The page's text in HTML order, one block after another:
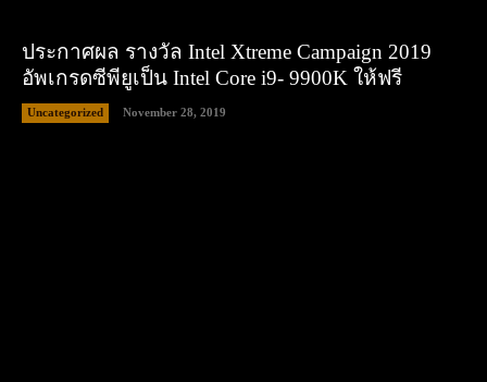
ประกาศผล รางวัล Intel Xtreme Campaign 2019
อัพเกรดซีพียูเป็น Intel Core i9- 9900K ให้ฟรี
Uncategorized November 28, 2019